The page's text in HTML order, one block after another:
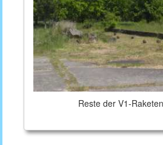
Reste der V1-